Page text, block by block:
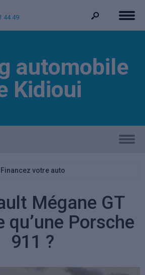
44 49
automobile
Kidioui
Financez votre auto
Mégane GT
qu’une Porsche
911 ?